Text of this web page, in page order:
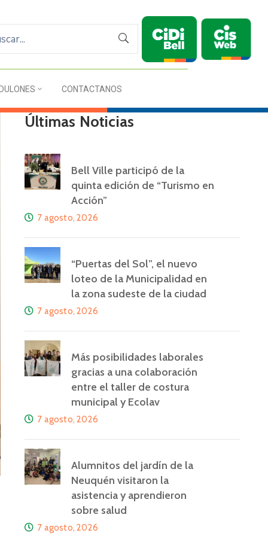
CONTACTANOS
Últimas Noticias
Bell Ville participó de la
quinta edición de “Turismo en
Acción”
7 agosto, 2026
“Puertas del Sol”, el nuevo
loteo de la Municipalidad en
la zona sudeste de la ciudad
7 agosto, 2026
Más posibilidades laborales
gracias a una colaboración
entre el taller de costura
municipal y Ecolav
7 agosto, 2026
Alumnitos del jardín de la
Neuquén visitaron la
asistencia y aprendieron
sobre salud
7 agosto, 2026